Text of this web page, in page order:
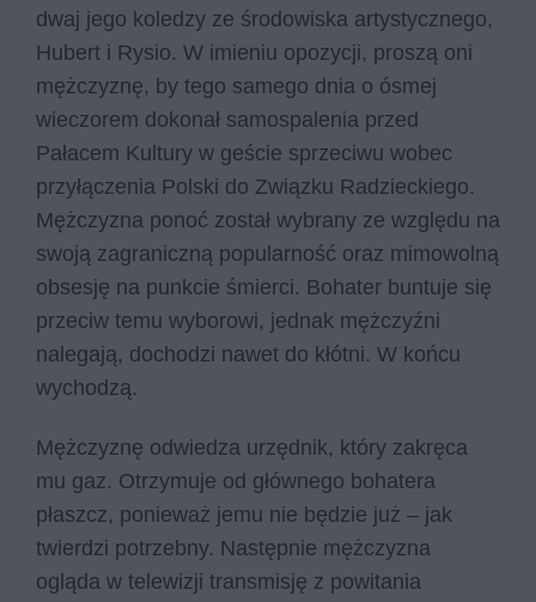
dwaj jego koledzy ze środowiska artystycznego,
Hubert i Rysio. W imieniu opozycji, proszą oni
mężczyznę, by tego samego dnia o ósmej
wieczorem dokonał samospalenia przed
Pałacem Kultury w geście sprzeciwu wobec
przyłączenia Polski do Związku Radzieckiego.
Mężczyzna ponoć został wybrany ze względu na
swoją zagraniczną popularność oraz mimowolną
obsesję na punkcie śmierci. Bohater buntuje się
przeciw temu wyborowi, jednak mężczyźni
nalegają, dochodzi nawet do kłótni. W końcu
wychodzą.
Mężczyznę odwiedza urzędnik, który zakręca
mu gaz. Otrzymuje od głównego bohatera
płaszcz, ponieważ jemu nie będzie już – jak
twierdzi potrzebny. Następnie mężczyzna
ogląda w telewizji transmisję z powitania